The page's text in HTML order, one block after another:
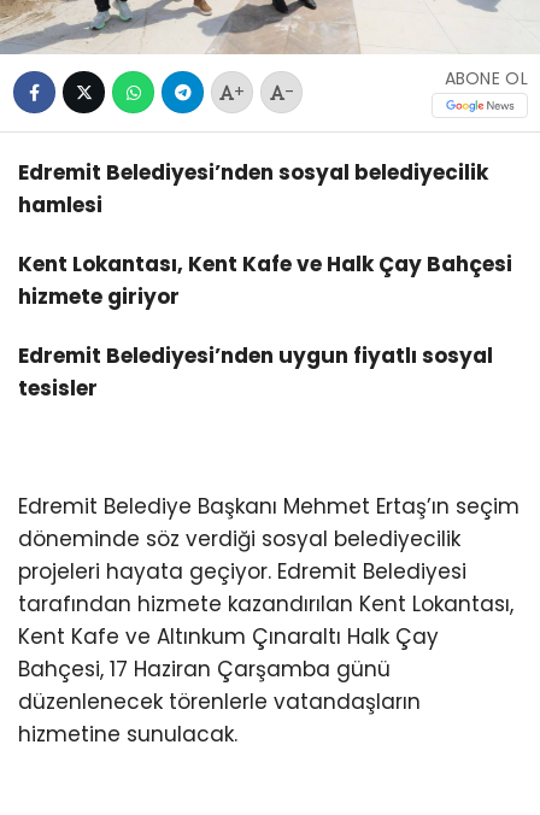
+ -
ABONE OL
Edremit Belediyesi’nden sosyal belediyecilik
hamlesi
Kent Lokantası, Kent Kafe ve Halk Çay Bahçesi
hizmete giriyor
Edremit Belediyesi’nden uygun fiyatlı sosyal
tesisler
Edremit Belediye Başkanı Mehmet Ertaş’ın seçim
döneminde söz verdiği sosyal belediyecilik
projeleri hayata geçiyor. Edremit Belediyesi
tarafından hizmete kazandırılan Kent Lokantası,
Kent Kafe ve Altınkum Çınaraltı Halk Çay
Bahçesi, 17 Haziran Çarşamba günü
düzenlenecek törenlerle vatandaşların
hizmetine sunulacak.